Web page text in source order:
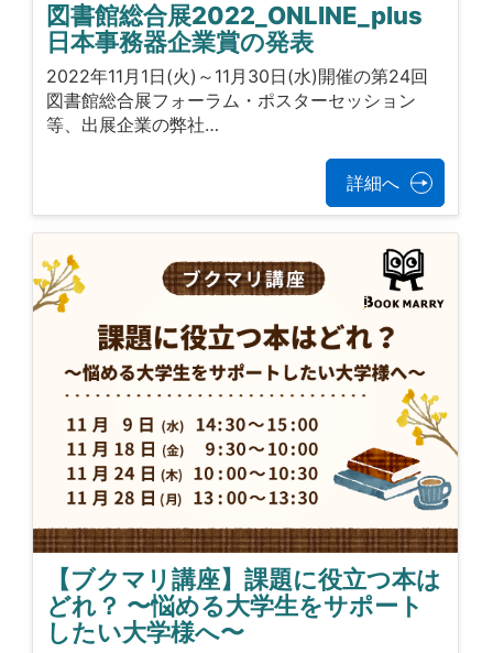
図書館総合展2022_ONLINE_plus
日本事務器企業賞の発表
2022年11月1日(火)～11月30日(水)開催の第24回
図書館総合展フォーラム・ポスターセッション
等、出展企業の弊社…
詳細へ
【ブクマリ講座】課題に役立つ本は
どれ？ 〜悩める大学生をサポート
したい大学様へ〜